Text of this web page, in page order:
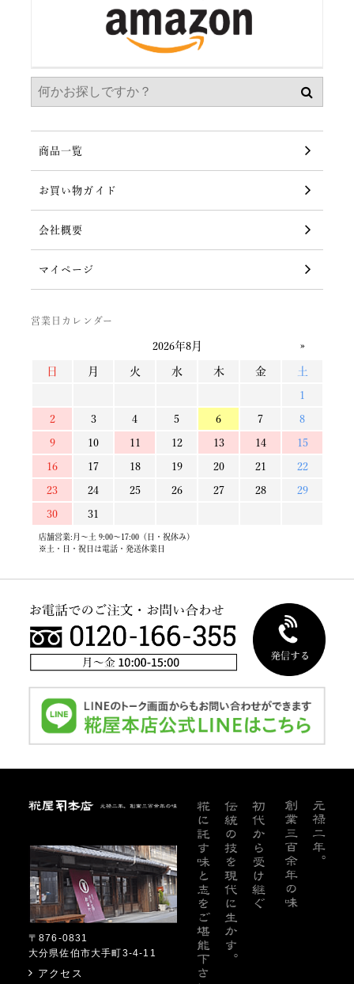
商品一覧
お買い物ガイド
会社概要
マイページ
営業日カレンダー
糀屋本店
〒876-0831
大分県佐伯市大手町3-4-11
アクセス